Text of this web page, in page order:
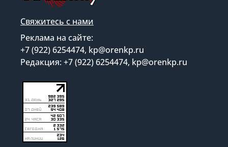
Свяжитесь с нами
Реклама на сайте:
+7 (922) 6254474, kp@orenkp.ru
Редакция: +7 (922) 6254474, kp@orenkp.ru